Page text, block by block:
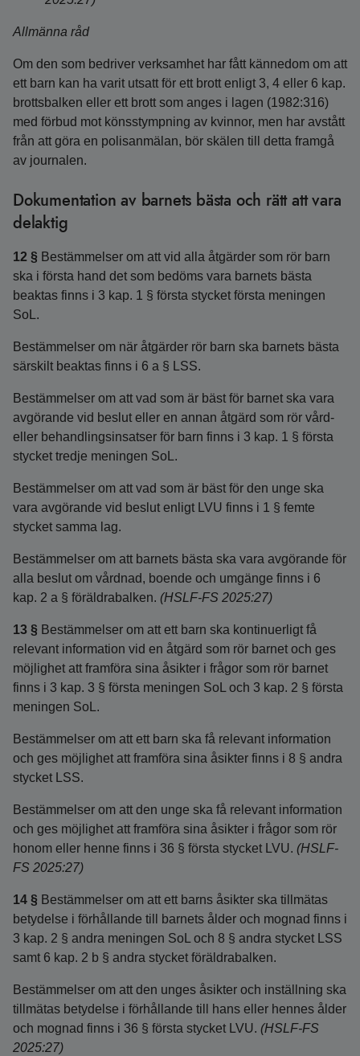
Allmänna råd
Om den som bedriver verksamhet har fått kännedom om att
ett barn kan ha varit utsatt för ett brott enligt 3, 4 eller 6 kap.
brottsbalken eller ett brott som anges i lagen (1982:316)
med förbud mot könsstympning av kvinnor, men har avstått
från att göra en polisanmälan, bör skälen till detta framgå
av journalen.
Dokumentation av barnets bästa och rätt att vara
delaktig
12 § Bestämmelser om att vid alla åtgärder som rör barn
ska i första hand det som bedöms vara barnets bästa
beaktas finns i 3 kap. 1 § första stycket första meningen
SoL.
Bestämmelser om när åtgärder rör barn ska barnets bästa
särskilt beaktas finns i 6 a § LSS.
Bestämmelser om att vad som är bäst för barnet ska vara
avgörande vid beslut eller en annan åtgärd som rör vård-
eller behandlingsinsatser för barn finns i 3 kap. 1 § första
stycket tredje meningen SoL.
Bestämmelser om att vad som är bäst för den unge ska
vara avgörande vid beslut enligt LVU finns i 1 § femte
stycket samma lag.
Bestämmelser om att barnets bästa ska vara avgörande för
alla beslut om vårdnad, boende och umgänge finns i 6
kap. 2 a § föräldrabalken. (HSLF-FS 2025:27)
13 § Bestämmelser om att ett barn ska kontinuerligt få
relevant information vid en åtgärd som rör barnet och ges
möjlighet att framföra sina åsikter i frågor som rör barnet
finns i 3 kap. 3 § första meningen SoL och 3 kap. 2 § första
meningen SoL.
Bestämmelser om att ett barn ska få relevant information
och ges möjlighet att framföra sina åsikter finns i 8 § andra
stycket LSS.
Bestämmelser om att den unge ska få relevant information
och ges möjlighet att framföra sina åsikter i frågor som rör
honom eller henne finns i 36 § första stycket LVU. (HSLF-
FS 2025:27)
14 § Bestämmelser om att ett barns åsikter ska tillmätas
betydelse i förhållande till barnets ålder och mognad finns i
3 kap. 2 § andra meningen SoL och 8 § andra stycket LSS
samt 6 kap. 2 b § andra stycket föräldrabalken.
Bestämmelser om att den unges åsikter och inställning ska
tillmätas betydelse i förhållande till hans eller hennes ålder
och mognad finns i 36 § första stycket LVU. (HSLF-FS
2025:27)